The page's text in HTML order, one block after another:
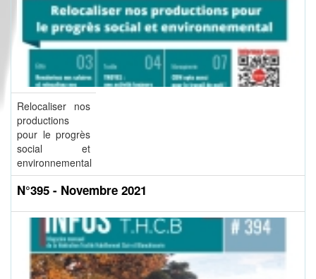
Relocaliser nos
productions
pour le progrès
social et
environnemental
N°395 - Novembre 2021